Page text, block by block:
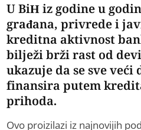
U BiH iz godine u
građana, privrede i
kreditna aktivnost
bilježi brži rast od
ukazuje da se sve
finansira putem
prihoda.
Ovo proizilazi iz najnovijih